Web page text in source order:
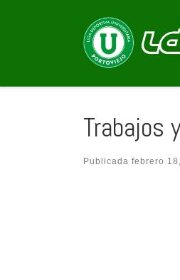
Saltar al contenido
Trabajos
Publicada febrero